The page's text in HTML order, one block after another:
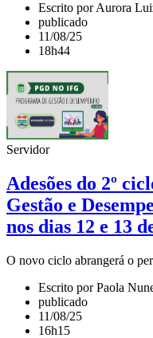
Escrito por Aurora
publicado
11/08/25
18h44
Servidor
Adesões do 2º
Gestão e
nos dias 12 e 13
O novo ciclo abrangerá o
Escrito por Paola
publicado
11/08/25
16h15